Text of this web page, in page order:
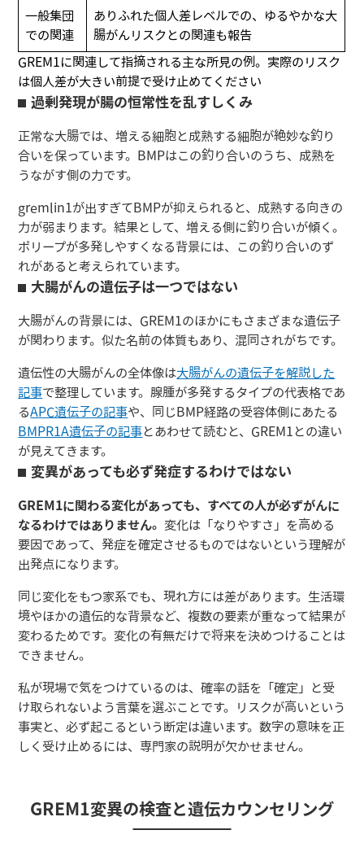
一般集団
での関連
ありふれた個人差レベルでの、ゆるやかな大
腸がんリスクとの関連も報告
GREM1に関連して指摘される主な所見の例。実際のリスク
は個人差が大きい前提で受け止めてください
過剰発現が腸の恒常性を乱すしくみ
正常な大腸では、増える細胞と成熟する細胞が絶妙な釣り
合いを保っています。BMPはこの釣り合いのうち、成熟を
うながす側の力です。
gremlin1が出すぎてBMPが抑えられると、成熟する向きの
力が弱まります。結果として、増える側に釣り合いが傾く。
ポリープが多発しやすくなる背景には、この釣り合いのず
れがあると考えられています。
大腸がんの遺伝子は一つではない
大腸がんの背景には、GREM1のほかにもさまざまな遺伝子
が関わります。似た名前の体質もあり、混同されがちです。
遺伝性の大腸がんの全体像は大腸がんの遺伝子を解説した
記事で整理しています。腺腫が多発するタイプの代表格であ
るAPC遺伝子の記事や、同じBMP経路の受容体側にあたる
BMPR1A遺伝子の記事とあわせて読むと、GREM1との違い
が見えてきます。
変異があっても必ず発症するわけではない
GREM1に関わる変化があっても、すべての人が必ずがんに
なるわけではありません。 変化は「なりやすさ」を高める
要因であって、発症を確定させるものではないという理解が
出発点になります。
同じ変化をもつ家系でも、現れ方には差があります。生活環
境やほかの遺伝的な背景など、複数の要素が重なって結果が
変わるためです。変化の有無だけで将来を決めつけることは
できません。
私が現場で気をつけているのは、確率の話を「確定」と受
け取られないよう言葉を選ぶことです。リスクが高いという
事実と、必ず起こるという断定は違います。数字の意味を正
しく受け止めるには、専門家の説明が欠かせません。
GREM1変異の検査と遺伝カウンセリング